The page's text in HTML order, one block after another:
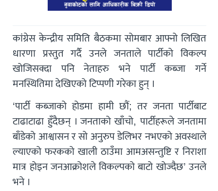
कांग्रेस केन्द्रीय समिति बैठकमा सोमबार आफ्नो लिखित
धारणा प्रस्तुत गर्दै उनले जनताले पार्टीको विकल्प
खोजिसक्दा पनि नेताहरु भने पार्टी कब्जा गर्ने
मनस्थितिमा देखिएको टिप्पणी गरेका हुन् ।
‘पार्टी कब्जाको होडमा हामी छौं; तर जनता पार्टीबाट
टाढाटाढा हुँदैछन् । जनताको खाँचो, पार्टीहरूले जनतामा
बाँडेको आश्वासन र सो अनुरुप डेलिभर नभएको अवस्थाले
ल्याएको फरकको खाली ठाउँमा आमअसन्तुष्टि र निराशा
मात्र होइन जनआक्रोशले विकल्पको बाटो खोज्दैछ’ उनले
भने ।